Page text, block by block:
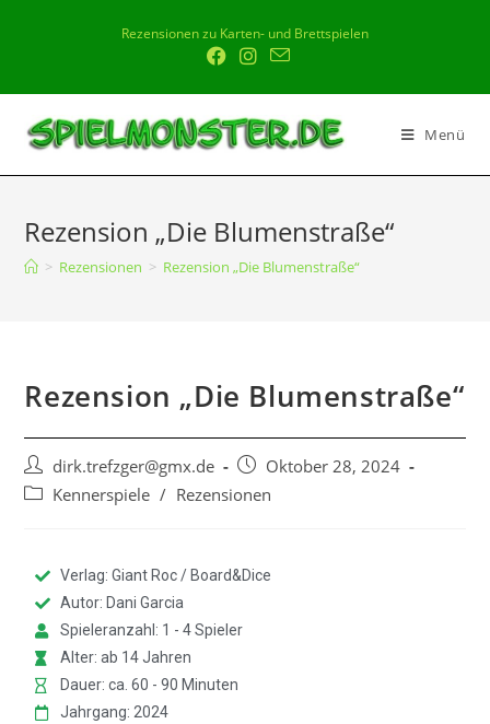
Rezensionen zu Karten- und Brettspielen
Menü
Rezension „Die Blumenstraße“
> Rezensionen > Rezension „Die Blumenstraße“
Rezension „Die Blumenstraße“
dirk.trefzger@gmx.de
Oktober 28, 2024
Kennerspiele / Rezensionen
Verlag: Giant Roc / Board&Dice
Autor: Dani Garcia
Spieleranzahl: 1 - 4 Spieler
Alter: ab 14 Jahren
Dauer: ca. 60 - 90 Minuten
Jahrgang: 2024